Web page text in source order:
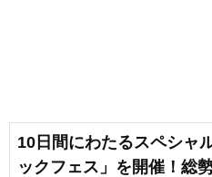
10日間にわたるスペシャ
ックフェス」を開催！総